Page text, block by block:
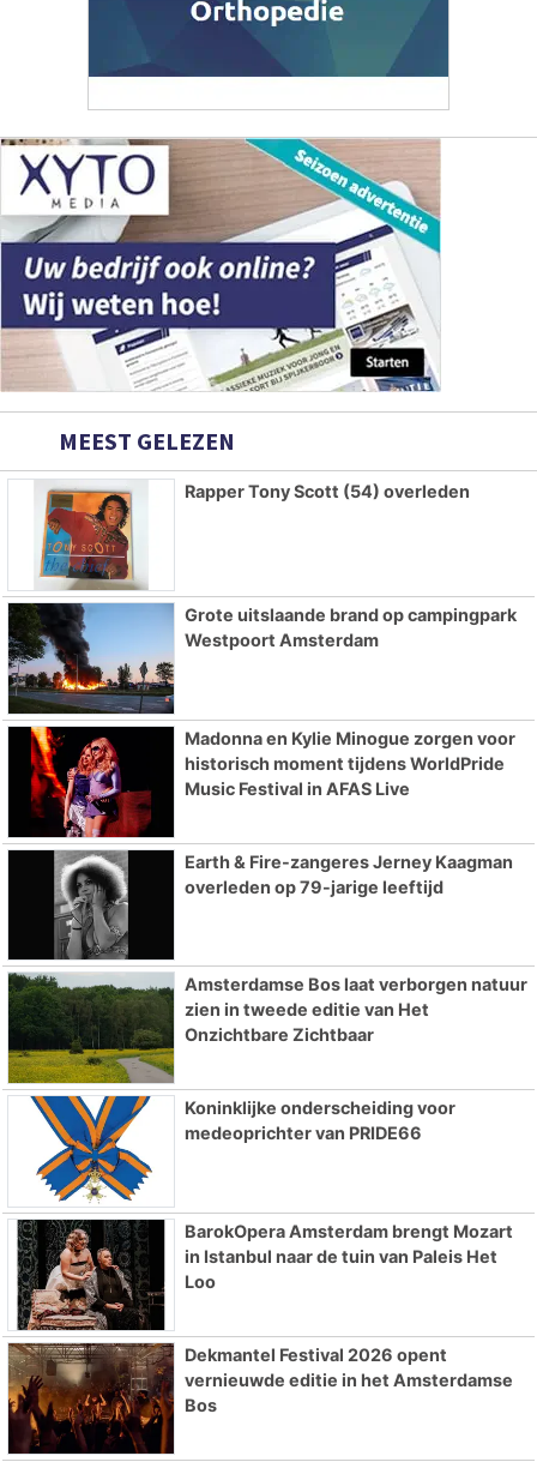
MEEST GELEZEN
Rapper Tony Scott (54) overleden
Grote uitslaande brand op campingpark
Westpoort Amsterdam
Madonna en Kylie Minogue zorgen voor
historisch moment tijdens WorldPride
Music Festival in AFAS Live
Earth & Fire-zangeres Jerney Kaagman
overleden op 79-jarige leeftijd
Amsterdamse Bos laat verborgen natuur
zien in tweede editie van Het
Onzichtbare Zichtbaar
Koninklijke onderscheiding voor
medeoprichter van PRIDE66
BarokOpera Amsterdam brengt Mozart
in Istanbul naar de tuin van Paleis Het
Loo
Dekmantel Festival 2026 opent
vernieuwde editie in het Amsterdamse
Bos